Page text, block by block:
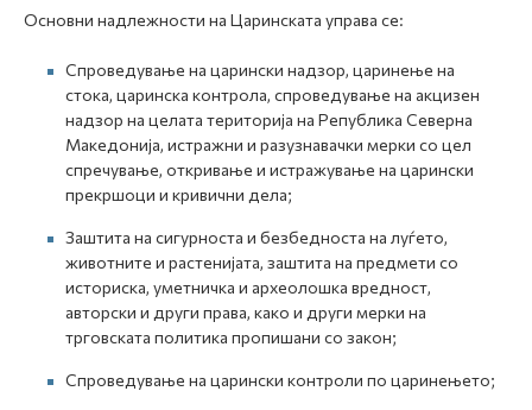
Основни надлежности на Царинската управа се:
Спроведување на царински надзор, царинење на
стока, царинска контрола, спроведување на акцизен
надзор на целата територија на Република Северна
Македонија, истражни и разузнавачки мерки со цел
спречување, откривање и истражување на царински
прекршоци и кривични дела;
Заштита на сигурноста и безбедноста на луѓето,
животните и растенијата, заштита на предмети со
историска, уметничка и археолошка вредност,
авторски и други права, како и други мерки на
трговската политика пропишани со закон;
Спроведување на царински контроли по царинењето;